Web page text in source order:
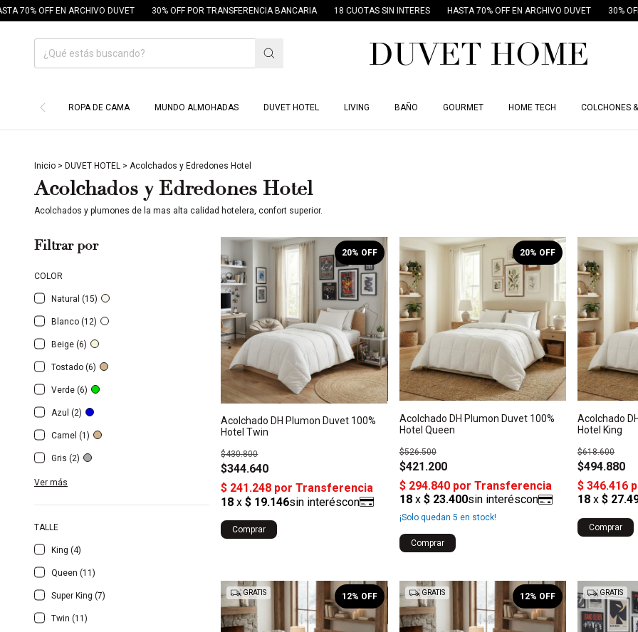
DUVET 30% OFF POR TRANSFERENCIA BANCARIA 18 CUOTAS SIN INTERES HASTA 70% OFF EN ARCHIVO DUVET 30% OFF POR
ROPA DE CAMA MUNDO ALMOHADAS DUVET HOTEL LIVING BAÑO GOURMET HOME TECH COLCHONES
Inicio > DUVET HOTEL > Acolchados y Edredones Hotel
Acolchados y Edredones Hotel
Acolchados y plumones de la mas alta calidad hotelera, confort superior.
Filtrar por
COLOR
Natural (15)
Blanco (12)
Beige (6)
Tostado (6)
Verde (6)
Azul (2)
Camel (1)
Gris (2)
Ver más
TALLE
King (4)
Queen (11)
Super King (7)
Twin (11)
Acolchado DH Plumon Duvet 100%
Hotel Twin
$344.640
$430.800
20% OFF
Comprar
Acolchado DH Plumon Duvet 100%
Hotel Queen
$421.200
$526.500
20% OFF
¡Solo quedan 5 en stock!
Comprar
Acolchado
Hotel King
$494.880
$618.600
Comprar
GRATIS 12% OFF GRATIS 12% OFF GRATIS